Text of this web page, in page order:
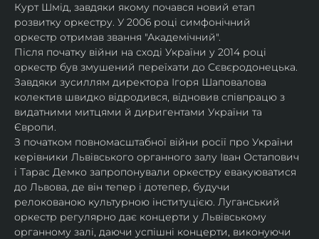
Курт Шмід, завдяки якому почався новий етап
розвитку оркестру. У 2006 році симфонічний
оркестр отримав звання "Академічний".
Після початку війни на сході України у 2014 році
оркестр був змушений переїхати до Сєвєродонецька.
Завдяки зусиллям директора Ігоря Шаповалова
колектив швидко відродився, відновив співпрацю з
видатними митцями й диригентами України та
Європи.
З початком повномасштабної війни росії про України
керівники Львівського органного залу Іван Остапович
і Тарас Демко запропонували оркестру евакуюватися
до Львова, де він тепер і дотепер, будучи
релокованою культурною інституцією. Луганський
оркестр регулярно дає концерти у Львівському
органному залі, даючи успішні концерти, виконуючи